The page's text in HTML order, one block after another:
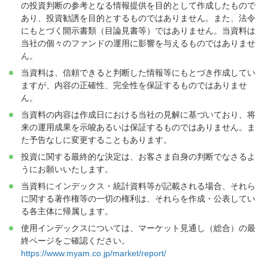
の投資判断の参考となる情報提供を目的として作成したもので
あり、投資勧誘を目的とするものではありません。また、法令
にもとづく開示書類（目論見書等）ではありません。当資料は
当社の個々のファンドの運用に影響を与えるものではありませ
ん。
当資料は、信頼できると判断した情報等にもとづき作成してい
ますが、内容の正確性、完全性を保証するものではありませ
ん。
当資料の内容は作成日における当社の見解に基づいており、将
来の運用成果を示唆あるいは保証するものではありません。ま
た予告なしに変更することもあります。
投資に関する最終的な決定は、お客さま自身の判断でなさるよ
うにお願いいたします。
当資料にインデックス・統計資料等が記載される場合、それら
に関する著作権等の一切の権利は、それらを作成・公表してい
る各主体に帰属します。
使用インデックスについては、マーケット見通し（総合）の最
終ページをご確認ください。
https://www.myam.co.jp/market/report/